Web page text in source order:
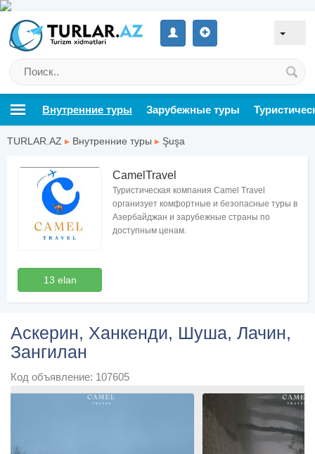
Внутренние туры Зарубежные туры
TURLAR.AZ ▸ Внутренние туры ▸ Şuşa
13 elan
CamelTravel
Туристическая компания Camel Travel
организует комфортные и безопасные туры в
Азербайджан и зарубежные страны по
доступным ценам.
Аскерин, Ханкенди, Шуша, Лачин,
Зангилан
Код объявление: 107605